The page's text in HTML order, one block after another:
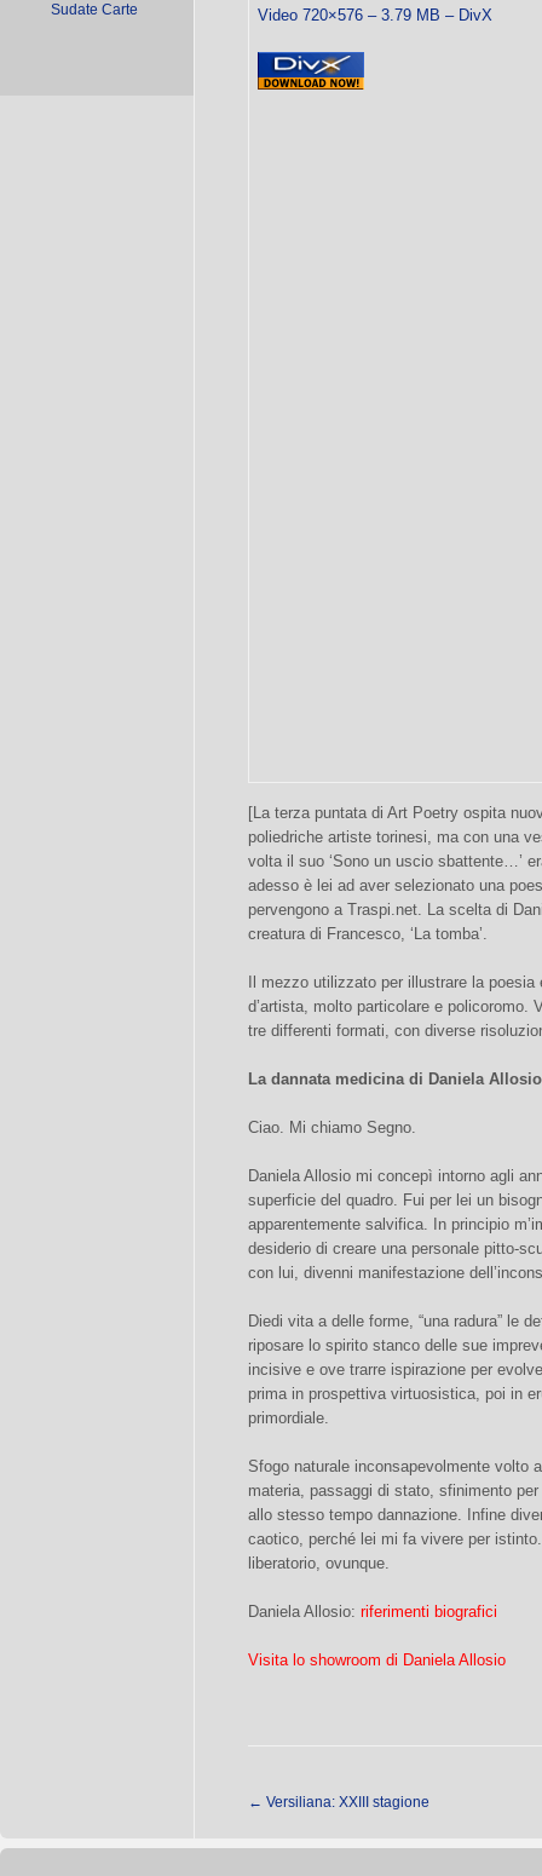
Sudate Carte Video 720×576 – 3.79 MB – DivX
[La terza puntata di Art Poetry ospita
poliedriche artiste torinesi, ma con una
volta il suo ‘Sono un uscio sbattente…’
adesso è lei ad aver selezionato una
pervengono a Traspi.net. La scelta di
creatura di Francesco, ‘La tomba’.
Il mezzo utilizzato per illustrare la
d’artista, molto particolare e policoromo.
tre differenti formati, con diverse
La dannata medicina di Daniela Allosio
Ciao. Mi chiamo Segno.
Daniela Allosio mi concepì intorno agli
superficie del quadro. Fui per lei un
apparentemente salvifica. In principio
desiderio di creare una personale pitto-
con lui, divenni manifestazione
Diedi vita a delle forme, “una radura” le
riposare lo spirito stanco delle sue
incisive e ove trarre ispirazione per
prima in prospettiva virtuosistica, poi in
primordiale.
Sfogo naturale inconsapevolmente volto
materia, passaggi di stato, sfinimento
allo stesso tempo dannazione. Infine
caotico, perché lei mi fa vivere per
liberatorio, ovunque.
Daniela Allosio: riferimenti biografici
Visita lo showroom di Daniela Allosio
← Versiliana: XXIII stagione